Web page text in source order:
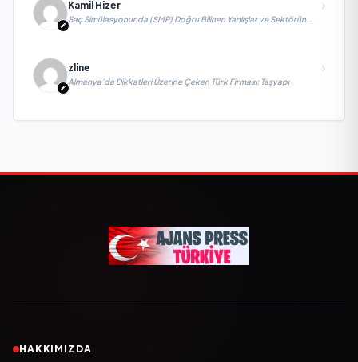
Kamil Hizer
Saç Simülasyonunda (SMP) Doğru Bilinen Yanlışlar ve Sektörün
Geleceği: Onur Akdeniz ile Özel Röportaj
zline
Almanya’da Dikkatleri Üzerine Çeken Türk Firması: Taşyapı
HAKKIMIZDA